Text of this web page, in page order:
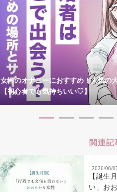
女性のオナニーにおすすめ！人気の
【初心者でも気持ちいい♡】
関連記
2026/08/
【誕生
い」お